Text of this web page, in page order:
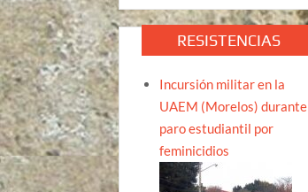
RESISTENCIAS
Incursión militar en la
UAEM (Morelos) durante
paro estudiantil por
feminicidios